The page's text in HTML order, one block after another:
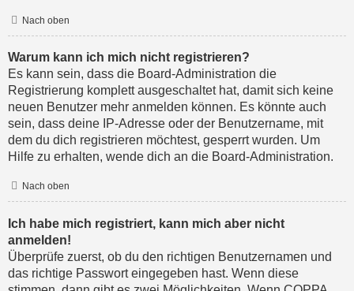
Nach oben
Warum kann ich mich nicht registrieren?
Es kann sein, dass die Board-Administration die
Registrierung komplett ausgeschaltet hat, damit sich keine
neuen Benutzer mehr anmelden können. Es könnte auch
sein, dass deine IP-Adresse oder der Benutzername, mit
dem du dich registrieren möchtest, gesperrt wurden. Um
Hilfe zu erhalten, wende dich an die Board-Administration.
Nach oben
Ich habe mich registriert, kann mich aber nicht
anmelden!
Überprüfe zuerst, ob du den richtigen Benutzernamen und
das richtige Passwort eingegeben hast. Wenn diese